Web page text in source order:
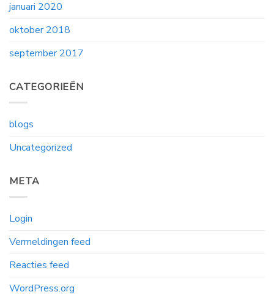
januari 2020
oktober 2018
september 2017
CATEGORIEËN
blogs
Uncategorized
META
Login
Vermeldingen feed
Reacties feed
WordPress.org